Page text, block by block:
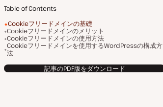
Table of Contents
Cookieフリードメインの基礎
Cookieフリードメインのメリット
Cookieフリードメインの使用方法
Cookieフリードメインを使用するWordPressの構成方
法
記事のPDF版をダウンロード